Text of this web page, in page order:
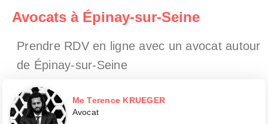
Avocats à Épinay-sur-Seine
Prendre RDV en ligne avec un avocat autour
de Épinay-sur-Seine
Me Terence KRUEGER
Avocat